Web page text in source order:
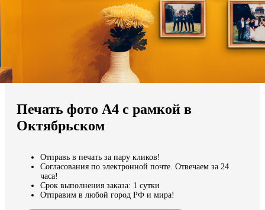
Мы доставляем по всему миру
Продолжить без города
Печать фото А4 с рамкой в
Октябрьском
Отправь в печать за пару кликов!
Согласования по электронной почте. Отвечаем за 24
часа!
Срок выполнения заказа: 1 сутки
Отправим в любой город РФ и мира!